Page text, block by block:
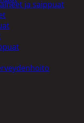
ja saippuat